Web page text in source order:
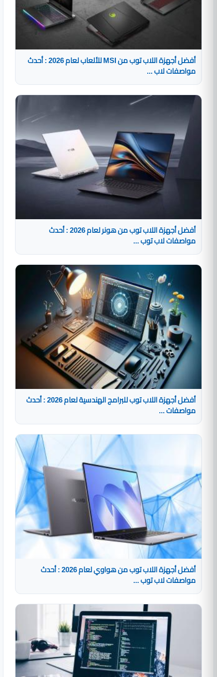
أفضل أجهزة اللاب توب من MSI للألعاب لعام 2026 : أحدث
مواصفات لاب ...
أفضل أجهزة اللاب توب من هونر لعام 2026 : أحدث
مواصفات لاب توب ...
أفضل أجهزة اللاب توب للبرامج الهندسية لعام 2026 : أحدث
مواصفات ...
أفضل أجهزة اللاب توب من هواوي لعام 2026 : أحدث
مواصفات لاب توب ...